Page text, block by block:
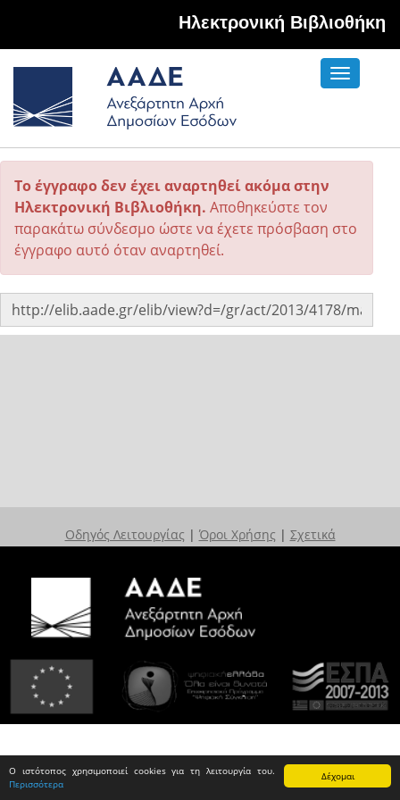
Δέχομαι
Ο ιστότοπος χρησιμοποιεί cookies για τη λειτουργία του.
Περισσότερα
Hλεκτρονική Βιβλιοθήκη
Toggle
Το έγγραφο δεν έχει αναρτηθεί ακόμα στην
Ηλεκτρονική Βιβλιοθήκη. Αποθηκεύστε τον
παρακάτω σύνδεσμο ώστε να έχετε πρόσβαση στο
έγγραφο αυτό όταν αναρτηθεί.
Οδηγός Λειτουργίας | Όροι Χρήσης | Σχετικά